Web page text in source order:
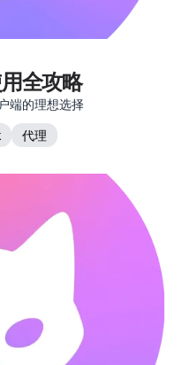
全攻略
端的理想选择
代理